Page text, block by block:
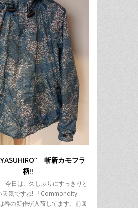
斬新カモフラ
柄!!
今日は、久しぶりにすっきりと
天気ですね! 「Commondity
春の新作が入荷してます。前回